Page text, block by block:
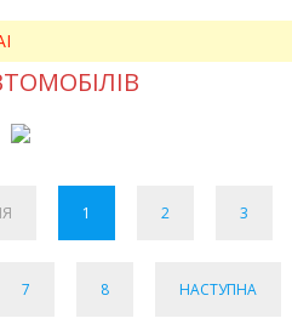
1 2 3
7 8 НАСТУПНА